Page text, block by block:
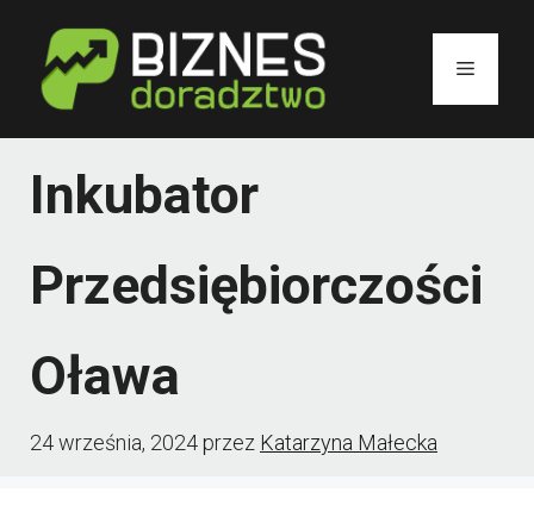
treści
Menu
Inkubator
Przedsiębiorczości
Oława
24 września, 2024przez Katarzyna Małecka